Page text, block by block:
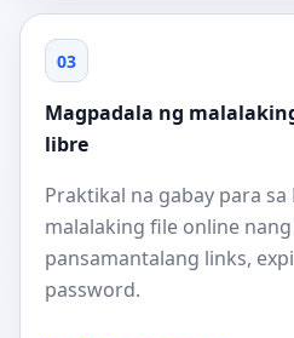
03
Magpadala ng
libre
Praktikal na gabay para
malalaking file online
pansamantalang links,
password.